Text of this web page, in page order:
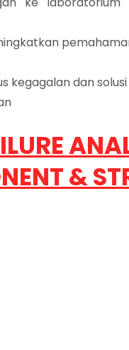
kegagalan dan
&